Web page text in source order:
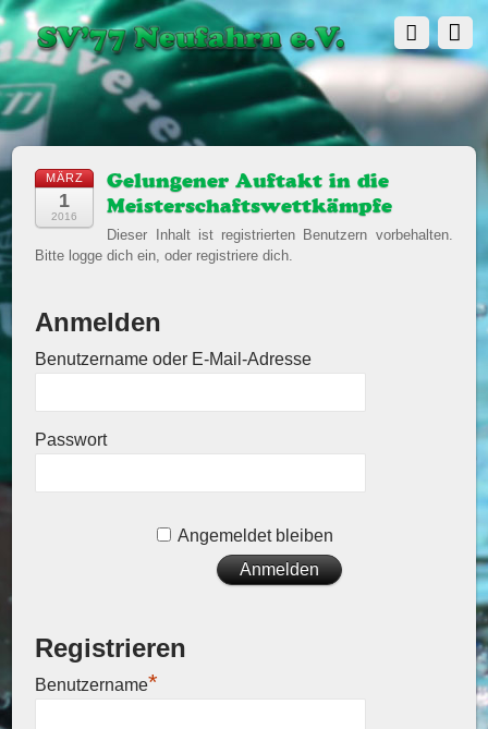
MÄRZ
1
2016
Gelungener Auftakt in die
Meisterschaftswettkämpfe
Dieser Inhalt ist registrierten Benutzern vorbehalten.
Bitte logge dich ein, oder registriere dich.
Anmelden
Benutzername oder E-Mail-Adresse
Passwort
Angemeldet bleiben
Registrieren
Benutzername*